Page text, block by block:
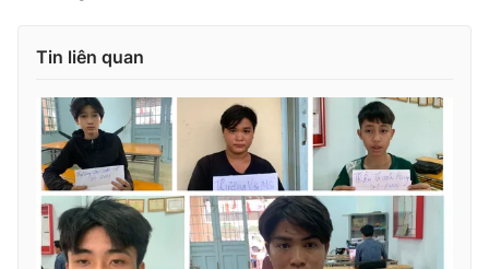
VTV Sức khoẻ
Thị trường 24h
VTV4 Vươn mình bằng AI
VTV9 VTV8
Liên hệ tòa soạn English
Tin liên quan